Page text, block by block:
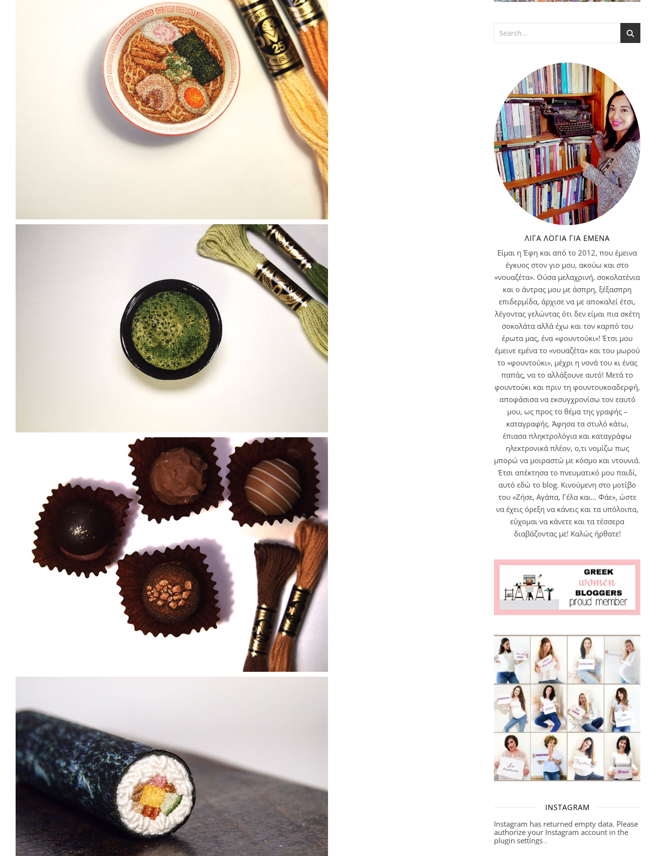
ΛΊΓΑ ΛΌΓΙΑ ΓΙΑ ΕΜΈΝΑ
Είμαι η Έφη και από το 2012, που έμεινα
έγκυος στον γιο μου, ακούω και στο
«νουαζέτα». Ούσα μελαχρινή, σοκολατένια
και ο άντρας μου με άσπρη, ξέξασπρη
επιδερμίδα, άρχισε να με αποκαλεί έτσι,
λέγοντας γελώντας ότι δεν είμαι πια σκέτη
σοκολάτα αλλά έχω και τον καρπό του
έρωτα μας, ένα «φουντούκι»! Έτσι μου
έμεινε εμένα το «νουαζέτα» και του μωρού
το «φουντούκι», μέχρι η νονά του κι ένας
παπάς, να το αλλάξουνε αυτό! Μετά το
φουντούκι και πριν τη φουντουκοαδερφή,
αποφάσισα να εκσυγχρονίσω τον εαυτό
μου, ως προς το θέμα της γραφής –
καταγραφής. Άφησα τα στυλό κάτω,
έπιασα πληκτρολόγια και καταγράφω
ηλεκτρονικά πλέον, ο,τι νομίζω πως
μπορώ να μοιραστώ με κόσμο και ντουνιά.
Έτσι απέκτησα το πνευματικό μου παιδί,
αυτό εδώ το blog. Κινούμενη στο μοτίβο
του «Ζήσε, Αγάπα, Γέλα και… Φάε», ώστε
να έχεις όρεξη να κάνεις και τα υπόλοιπα,
εύχομαι να κάνετε και τα τέσσερα
διαβάζοντας με! Καλώς ήρθατε!
INSTAGRAM
Instagram has returned empty data. Please
authorize your Instagram account in the
plugin settings .